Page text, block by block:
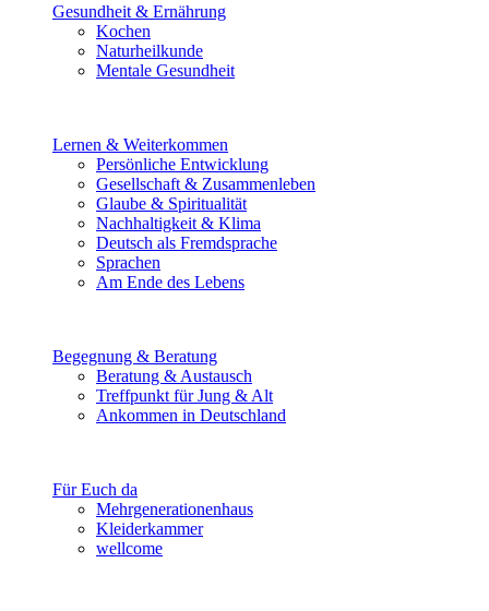
Gesundheit & Ernährung
Kochen
Naturheilkunde
Mentale Gesundheit
Lernen & Weiterkommen
Persönliche Entwicklung
Gesellschaft & Zusammenleben
Glaube & Spiritualität
Nachhaltigkeit & Klima
Deutsch als Fremdsprache
Sprachen
Am Ende des Lebens
Begegnung & Beratung
Beratung & Austausch
Treffpunkt für Jung & Alt
Ankommen in Deutschland
Für Euch da
Mehrgenerationenhaus
Kleiderkammer
wellcome